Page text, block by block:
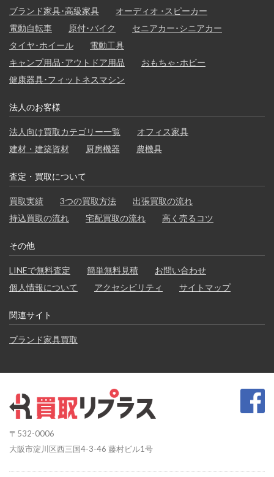
ブランド家具･高級家具
オーディオ ･スピーカー
電動自転車
原付･バイク
セニアカー･シニアカー
タイヤ･ホイール
電動工具
キャンプ用品･アウトドア用品
おもちゃ･ホビー
健康器具･フィットネスマシン
法人のお客様
法人向け買取カテゴリー一覧
オフィス家具
建材・建築資材
厨房機器 農機具
査定・買取について
買取実績 3つの買取方法
出張買取の流れ
持込買取の流れ
宅配買取の流れ 高く売るコツ
その他
LINEで無料査定 簡単無料見積
お問い合わせ
個人情報について
アクセシビリティ サイトマップ
関連サイト
ブランド家具買取
〒532-0006
大阪市淀川区西三国4-3-46 藤村ビル1号